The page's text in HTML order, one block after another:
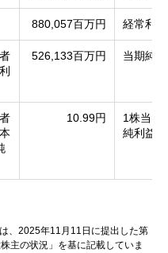
880,057百万円 経常利益
526,133百万円 当期純
10.99円
1株当た
純利益
、2025年11月11日に提出した第
主の状況」を基に記載していま